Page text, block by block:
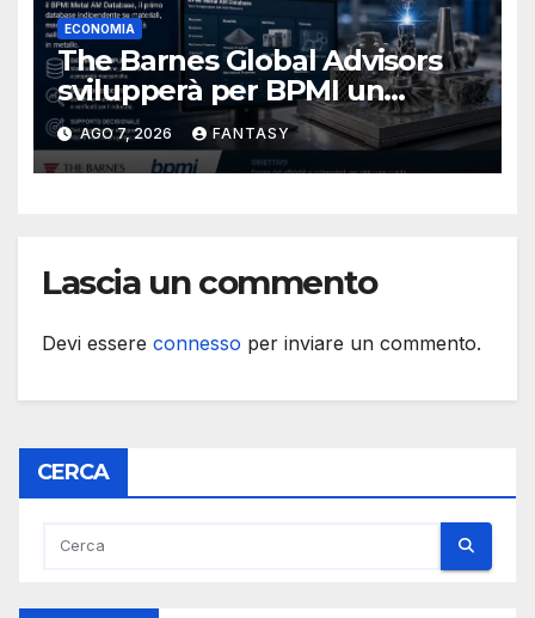
ECONOMIA
The Barnes Global Advisors
svilupperà per BPMI un
database per la stampa 3D
metallica destinata alla filiera
navale statunitense
AGO 7, 2026 FANTASY
Lascia un commento
Devi essere connesso per inviare un commento.
CERCA